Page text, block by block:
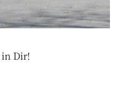
Dir!